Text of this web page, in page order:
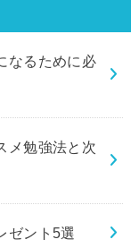
なるために必
メ勉強法と次
ゼント5選